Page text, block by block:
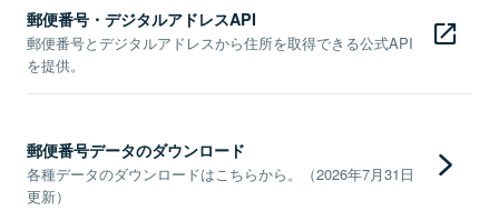
郵便番号・デジタルアドレスAPI
郵便番号とデジタルアドレスから住所を取得できる公式API
を提供。
郵便番号データのダウンロード
各種データのダウンロードはこちらから。（2026年7月31日
更新）